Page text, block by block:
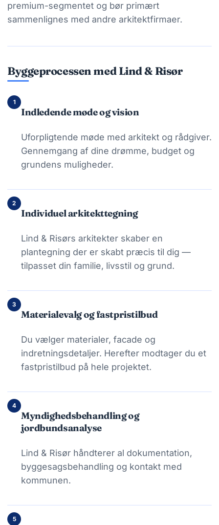
premium-segmentet og bør primært
sammenlignes med andre arkitektfirmaer.
Byggeprocessen med Lind & Risør
1
Indledende møde og vision
Uforpligtende møde med arkitekt og rådgiver.
Gennemgang af dine drømme, budget og
grundens muligheder.
2
Individuel arkitekttegning
Lind & Risørs arkitekter skaber en
plantegning der er skabt præcis til dig —
tilpasset din familie, livsstil og grund.
3
Materialevalg og fastpristilbud
Du vælger materialer, facade og
indretningsdetaljer. Herefter modtager du et
fastpristilbud på hele projektet.
4
Myndighedsbehandling og
jordbundsanalyse
Lind & Risør håndterer al dokumentation,
byggesagsbehandling og kontakt med
kommunen.
5